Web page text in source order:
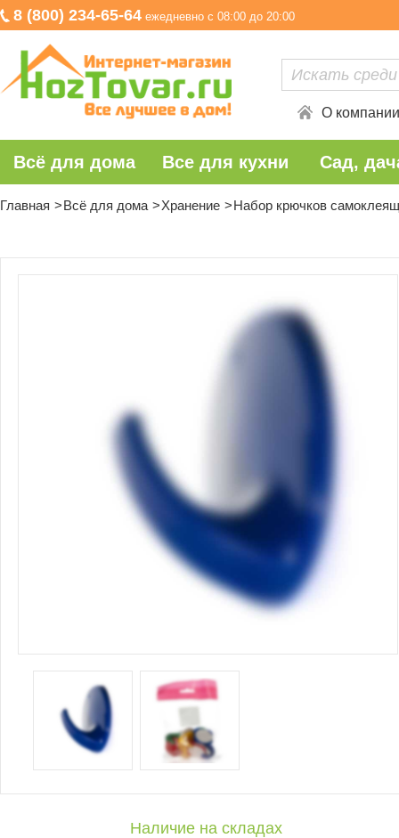
8 (800) 234-65-64 ежедневно с 08:00 до 20:00
О компании
Всё для дома Все для кухни Сад,
Главная Всё для дома Хранение Набор крючков
Наличие на складах